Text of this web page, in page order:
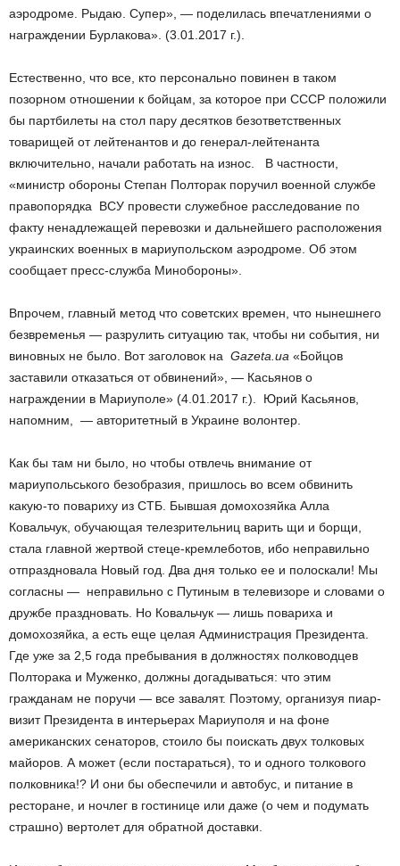
аэродроме. Рыдаю. Супер», — поделилась впечатлениями о
награждении Бурлакова». (3.01.2017 г.).
Естественно, что все, кто персонально повинен в таком
позорном отношении к бойцам, за которое при СССР положили
бы партбилеты на стол пару десятков безответственных
товарищей от лейтенантов и до генерал-лейтенанта
включительно, начали работать на износ. В частности,
«министр обороны Степан Полторак поручил военной службе
правопорядка ВСУ провести служебное расследование по
факту ненадлежащей перевозки и дальнейшего расположения
украинских военных в мариупольском аэродроме. Об этом
сообщает пресс-служба Минобороны».
Впрочем, главный метод что советских времен, что нынешнего
безвременья — разрулить ситуацию так, чтобы ни события, ни
виновных не было. Вот заголовок на Gazeta.ua «Бойцов
заставили отказаться от обвинений», — Касьянов о
награждении в Мариуполе» (4.01.2017 г.). Юрий Касьянов,
напомним, — авторитетный в Украине волонтер.
Как бы там ни было, но чтобы отвлечь внимание от
мариупольського безобразия, пришлось во всем обвинить
какую-то повариху из СТБ. Бывшая домохозяйка Алла
Ковальчук, обучающая телезрительниц варить щи и борщи,
стала главной жертвой стеце-кремлеботов, ибо неправильно
отпраздновала Новый год. Два дня только ее и полоскали! Мы
согласны — неправильно с Путиным в телевизоре и словами о
дружбе праздновать. Но Ковальчук — лишь повариха и
домохозяйка, а есть еще целая Администрация Президента.
Где уже за 2,5 года пребывания в должностях полководцев
Полторака и Муженко, должны догадываться: что этим
гражданам не поручи — все завалят. Поэтому, организуя пиар-
визит Президента в интерьерах Мариуполя и на фоне
американских сенаторов, стоило бы поискать двух толковых
майоров. А может (если постараться), то и одного толкового
полковника!? И они бы обеспечили и автобус, и питание в
ресторане, и ночлег в гостинице или даже (о чем и подумать
страшно) вертолет для обратной доставки.